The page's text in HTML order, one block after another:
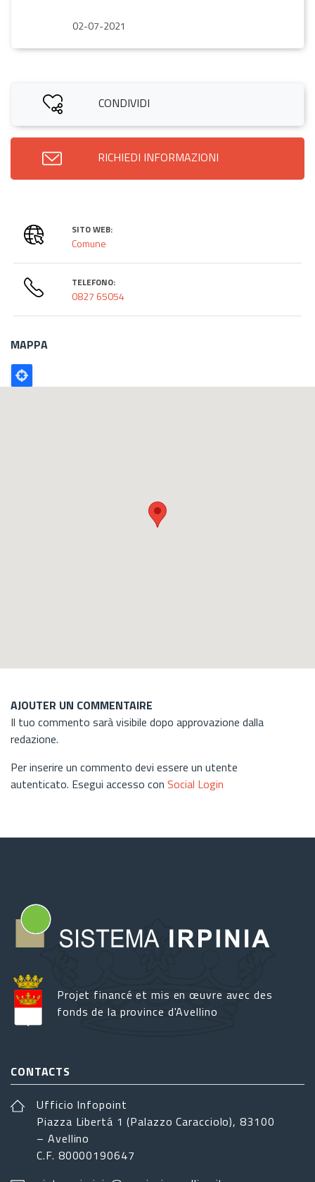
02-07-2021
CONDIVIDI
RICHIEDI INFORMAZIONI
SITO WEB:
Comune
TELEFONO:
0827 65054
MAPPA
Poligono
GEO
AJOUTER UN COMMENTAIRE
Il tuo commento sarà visibile dopo approvazione dalla
redazione.
Per inserire un commento devi essere un utente
autenticato. Esegui accesso con Social Login
Projet financé et mis en œuvre avec des
fonds de la province d'Avellino
CONTACTS
Ufficio Infopoint
Piazza Libertá 1 (Palazzo Caracciolo), 83100
– Avellino
C.F. 80000190647